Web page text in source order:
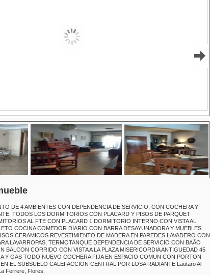
DE 4 AMBIENTES CON DEPENDENCIA DE SERVICIO, CON COCHERA Y
TODOS LOS DORMITORIOS CON PLACARD Y PISOS DE PARQUET
AL FTE CON PLACARD 1 DORMITORIO INTERNO CON VISTA AL
COCINA COMEDOR DIARIO CON BARRA DESAYUNADORA Y MUEBLES
CERAMICOS REVESTIMIENTO DE MADERA EN PAREDES LAVADERO CON
LAVARROPAS, TERMOTANQUE DEPENDENCIA DE SERVICIO CON BAÃO
BALCON CORRIDO CON VISTA A LA PLAZA MISERICORDIA ANTIGUEDAD 45
Y GAS TODO NUEVO COCHERA FIJA EN ESPACIO COMUN CON PORTON
EL SUBSUELO CALEFACCION CENTRAL POR LOSA RADIANTE Lautaro Al
Ferrere, Flores.